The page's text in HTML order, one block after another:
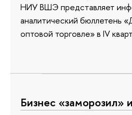
НИУ ВШЭ представляет
аналитический бюллетень
оптовой торговле» в IV
Бизнес «заморозил»